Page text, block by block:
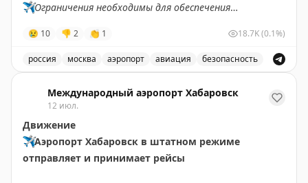
✈️Ограничения необходимы для обеспечения
✈️ Говорит Росавиация| MАХ
😢 10 👎 2 👏 1 18.7K(0.1%)
россия москва аэропорт авиация безопасность
Международный аэропорт Хабаровск
12 июл.
Движение
✈️Аэропорт Хабаровск в штатном режиме
отправляет и принимает рейсы